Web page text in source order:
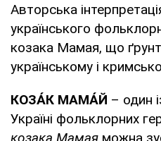
Авторська
українського
козака Мамая, що
українському і
КОЗÁК МАМÁЙ – один
Україні фольклорних
козака Мамая можна